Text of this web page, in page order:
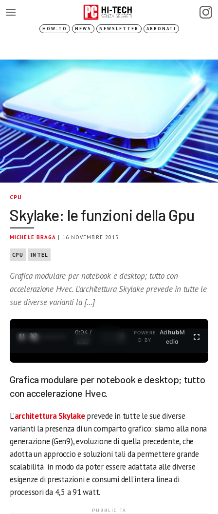
HOW-TO NEWS NEWSLETTER ABBONATI
CPU
Skylake: le funzioni della Gpu
MICHELE BRAGA | 16 NOVEMBRE 2015
CPU INTEL
Grafica modulare per notebook e desktop; tutto con
accelerazione Hvec. L’architettura Skylake prevede in tutte le
sue diverse varianti la […]
0:04 /
3:37
POWERE
D BY
AdhubM
edia
Grafica modulare per notebook e desktop; tutto
con accelerazione Hvec.
L’architettura Skylakeprevede in tutte le sue diverse
varianti la presenza di un comparto grafico: siamo alla nona
generazione (Gen9), evoluzione di quella precedente, che
adotta un approccio e soluzioni tali da permettere grande
scalabilità in modo da poter essere adattata alle diverse
esigenze di prestazioni e consumi dell’intera linea di
processori da 4,5 a 91 watt.